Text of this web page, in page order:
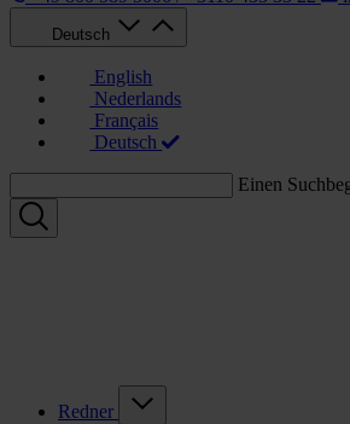
Deutsch
English
Nederlands
Français
Deutsch
Einen
Redner